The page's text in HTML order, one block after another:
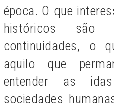
época. O que
históricos
continuidades, o
aquilo que
entender as
sociedades